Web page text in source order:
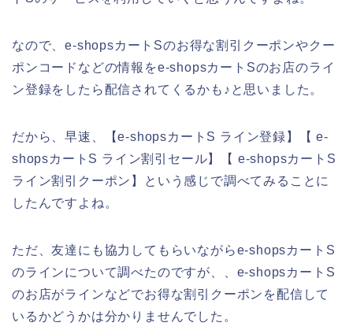
なので、e-shopsカートSのお得な割引クーポンやクー
ポンコードなどの情報をe-shopsカートSのお店のライ
ン登録をしたら配信されてくるかも♪と思いました。
だから、早速、【e-shopsカートS ライン登録】【 e-
shopsカートS ライン割引セール】【 e-shopsカートS
ライン割引クーポン】という感じで調べてみることに
したんですよね。
ただ、友達にも協力してもらいながらe-shopsカートS
のラインについて調べたのですが、、e-shopsカートS
のお店がラインなどでお得な割引クーポンを配信して
いるかどうかは分かりませんでした。